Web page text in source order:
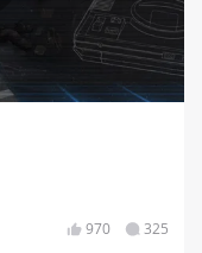
970 325